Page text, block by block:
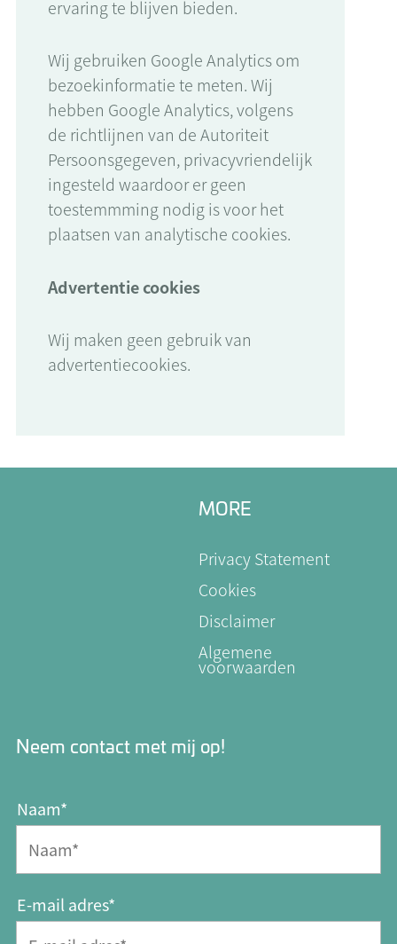
ervaring te blijven bieden.
Wij gebruiken Google Analytics om
bezoekinformatie te meten. Wij
hebben Google Analytics, volgens
de richtlijnen van de Autoriteit
Persoonsgegeven, privacyvriendelijk
ingesteld waardoor er geen
toestemmming nodig is voor het
plaatsen van analytische cookies.
Advertentie cookies
Wij maken geen gebruik van
advertentiecookies.
MORE
Privacy Statement
Cookies
Disclaimer
Algemene
voorwaarden
Neem contact met mij op!
Naam*
E-mail adres*